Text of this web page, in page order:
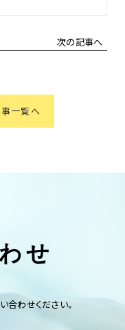
事一覧へ
次の記事へ
せ
合わせください。